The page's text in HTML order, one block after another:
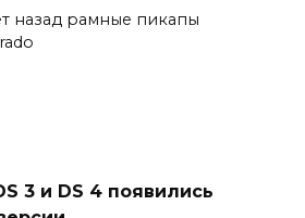
назад рамные пикапы
3 и DS 4 появились